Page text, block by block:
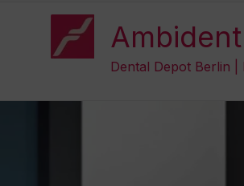
Dental Depot Berlin |